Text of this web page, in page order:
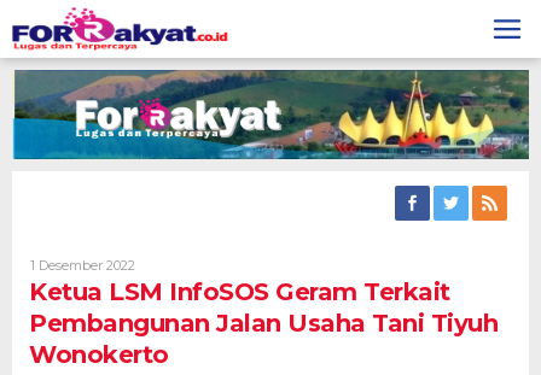
to
content
1 Desember 2022
R
R
Ketua LSM InfoSOS Geram Terkait
Pembangunan Jalan Usaha Tani Tiyuh
Wonokerto